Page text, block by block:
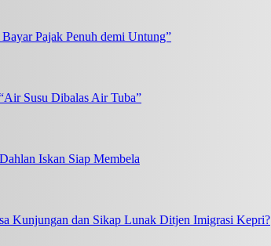
Pajak Penuh demi Untung”
Susu Dibalas Air Tuba”
Iskan Siap Membela
Kunjungan dan Sikap Lunak Ditjen Imigrasi Kepri?